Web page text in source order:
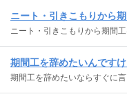
ニート・引きこもりから
ニート・引きこもりから期間
期間工を辞めたいんです
期間工を辞めたいならすぐに